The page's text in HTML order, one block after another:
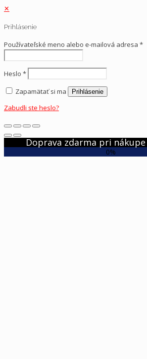
✕
Prihlásenie
Používateľské meno alebo e-mailová adresa *
Heslo *
Zapamätať si ma
Prihlásenie
Zabudli ste heslo?
Doprava zdarma pri
0%